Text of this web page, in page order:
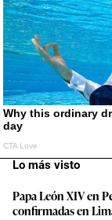
Lo más visto
Papa León XIV en
confirmadas en